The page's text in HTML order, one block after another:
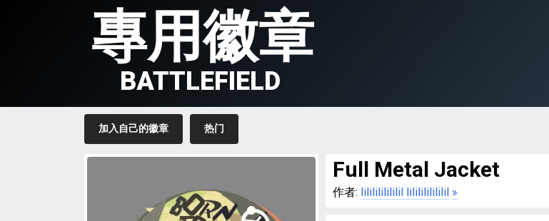
專用徽章
BATTLEFIELD
加入自己的徽章 热门
Full Metal Jacket
作者: lililililililil lililililililil »